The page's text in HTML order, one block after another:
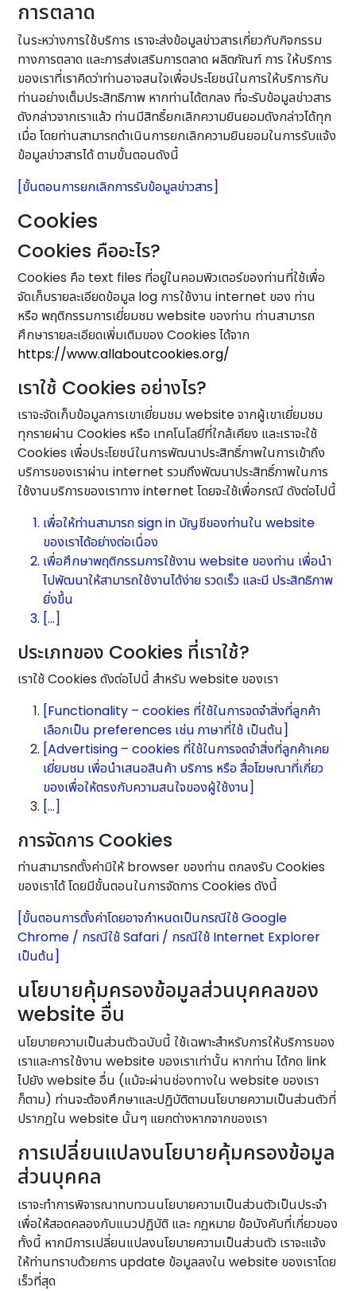
การตลาด
ในระหว่างการใช้บริการ เราจะส่งข้อมูลข่าวสารเกี่ยวกับกิจกรรม
ทางการตลาด และการส่งเสริมการตลาด ผลิตภัณฑ์ การ ให้บริการ
ของเราที่เราคิดว่าท่านอาจสนใจเพื่อประโยชน์ในการให้บริการกับ
ท่านอย่างเต็มประสิทธิภาพ หากท่านได้ตกลง ที่จะรับข้อมูลข่าวสาร
ดังกล่าวจากเราแล้ว ท่านมีสิทธิ์ยกเลิกความยินยอมดังกล่าวได้ทุก
เมื่อ โดยท่านสามารถดำเนินการยกเลิกความยินยอมในการรับแจ้ง
ข้อมูลข่าวสารได้ ตามขั้นตอนดังนี้
[ขั้นตอนการยกเลิกการรับข้อมูลข่าวสาร]
Cookies
Cookies คืออะไร?
Cookies คือ text files ที่อยู่ในคอมพิวเตอร์ของท่านที่ใช้เพื่อ
จัดเก็บรายละเอียดข้อมูล log การใช้งาน internet ของ ท่าน
หรือ พฤติกรรมการเยี่ยมชม website ของท่าน ท่านสามารถ
ศึกษารายละเอียดเพิ่มเติมของ Cookies ได้จาก
https://www.allaboutcookies.org/
เราใช้ Cookies อย่างไร?
เราจะจัดเก็บข้อมูลการเขาเยี่ยมชม website จากผู้เขาเยี่ยมชม
ทุกรายผ่าน Cookies หรือ เทคโนโลยีที่ใกล้เคียง และเราจะใช้
Cookies เพื่อประโยชน์ในการพัฒนาประสิทธิ์ภาพในการเข้าถึง
บริการของเราผ่าน internet รวมถึงพัฒนาประสิทธิ์ภาพในการ
ใช้งานบริการของเราทาง internet โดยจะใช้เพื่อกรณี ดังต่อไปนี้
เพื่อให้ท่านสามารถ sign in บัญชีของท่านใน website
ของเราได้อย่างต่อเนื่อง
เพื่อศึกษาพฤติกรรมการใช้งาน website ของท่าน เพื่อนำ
ไปพัฒนาให้สามารถใช้งานได้ง่าย รวดเร็ว และมี ประสิทธิภาพ
ยิ่งขึ้น
[…]
ประเภทของ Cookies ที่เราใช้?
เราใช้ Cookies ดังต่อไปนี้ สำหรับ website ของเรา
[Functionality – cookies ที่ใช้ในการจดจำสิ่งที่ลูกค้า
เลือกเป็น preferences เช่น ภาษาที่ใช้ เป็นต้น]
[Advertising – cookies ที่ใช้ในการจดจำสิ่งที่ลูกค้าเคย
เยี่ยมชม เพื่อนำเสนอสินค้า บริการ หรือ สื่อโฆษณาที่เกี่ยว
ของเพื่อให้ตรงกับความสนใจของผู้ใช้งาน]
[…]
การจัดการ Cookies
ท่านสามารถตั้งค่ามิให้ browser ของท่าน ตกลงรับ Cookies
ของเราได้ โดยมีขั้นตอนในการจัดการ Cookies ดังนี้
[ขั้นตอนการตั้งค่าโดยอาจกำหนดเป็นกรณีใช้ Google
Chrome / กรณีใช้ Safari / กรณีใช้ Internet Explorer
เป็นต้น]
นโยบายคุ้มครองข้อมูลส่วนบุคคลของ
website อื่น
นโยบายความเป็นส่วนตัวฉบับนี้ ใช้เฉพาะสำหรับการให้บริการของ
เราและการใช้งาน website ของเราเท่านั้น หากท่าน ได้กด link
ไปยัง website อื่น (แม้จะผ่านช่องทางใน website ของเรา
ก็ตาม) ท่านจะต้องศึกษาและปฏิบัติตามนโยบายความเป็นส่วนตัวที่
ปรากฏใน website นั้นๆ แยกต่างหากจากของเรา
การเปลี่ยนแปลงนโยบายคุ้มครองข้อมูล
ส่วนบุคคล
เราจะทำการพิจารณาทบทวนนโยบายความเป็นส่วนตัวเป็นประจำ
เพื่อให้สอดคลองกับแนวปฏิบัติ และ กฎหมาย ข้อบังคับที่เกี่ยวของ
ทั้งนี้ หากมีการเปลี่ยนแปลงนโยบายความเป็นส่วนตัว เราจะแจ้ง
ให้ท่านทราบด้วยการ update ข้อมูลลงใน website ของเราโดย
เร็วที่สุด